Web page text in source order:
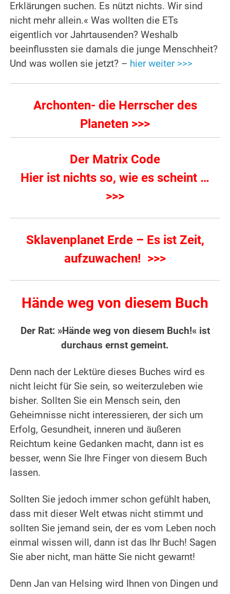
Erklärungen suchen. Es nützt nichts. Wir sind
nicht mehr allein.« Was wollten die ETs
eigentlich vor Jahrtausenden? Weshalb
beeinflussten sie damals die junge Menschheit?
Und was wollen sie jetzt? – hier weiter >>>
Archonten- die Herrscher des
Planeten >>>
Der Matrix Code
Hier ist nichts so, wie es scheint …
>>>
Sklavenplanet Erde – Es ist Zeit,
aufzuwachen! >>>
Hände weg von diesem Buch
Der Rat: »Hände weg von diesem Buch!« ist
durchaus ernst gemeint.
Denn nach der Lektüre dieses Buches wird es
nicht leicht für Sie sein, so weiterzuleben wie
bisher. Sollten Sie ein Mensch sein, den
Geheimnisse nicht interessieren, der sich um
Erfolg, Gesundheit, inneren und äußeren
Reichtum keine Gedanken macht, dann ist es
besser, wenn Sie Ihre Finger von diesem Buch
lassen.
Sollten Sie jedoch immer schon gefühlt haben,
dass mit dieser Welt etwas nicht stimmt und
sollten Sie jemand sein, der es vom Leben noch
einmal wissen will, dann ist das Ihr Buch! Sagen
Sie aber nicht, man hätte Sie nicht gewarnt!
Denn Jan van Helsing wird Ihnen von Dingen und